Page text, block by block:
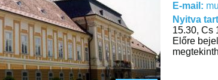
E-mail:
Nyitva
15.30, Cs
Előre